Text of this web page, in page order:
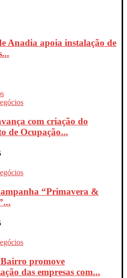
Anadia apoia instalação de
com criação do
de Ocupação...
“Primavera &
promove
das empresas com...